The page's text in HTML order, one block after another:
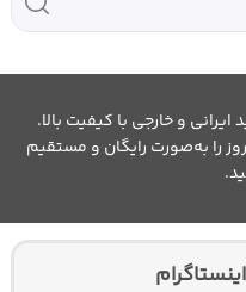
و خارجی با کیفیت بالا.
را به‌صورت رایگان و مستقیم